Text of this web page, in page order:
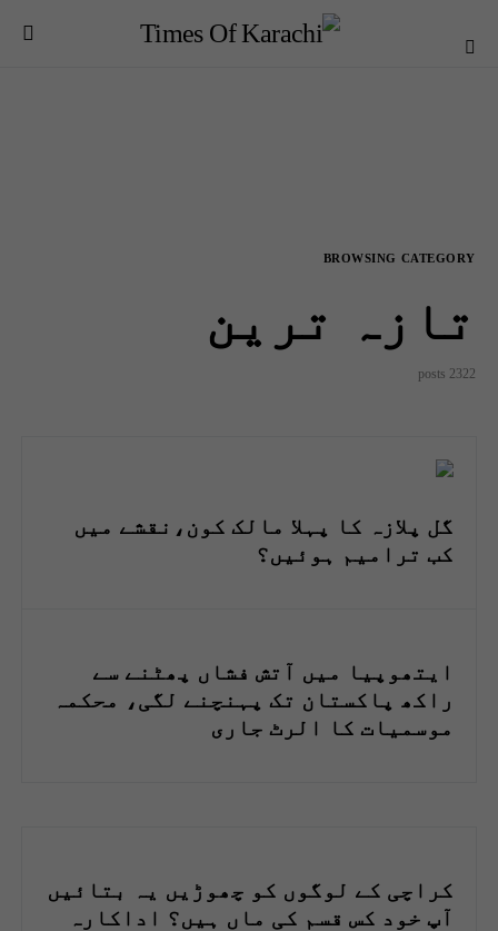
BROWSING CATEGORY
تازہ ترین
2322 posts
گل پلازہ کا پہلا مالک کون،نقشے میں
کب ترامیم ہوئیں؟
ایتھوپیا میں آتش فشاں پھٹنے سے
راکھ پاکستان تک پہنچنے لگی، محکمہ
موسمیات کا الرٹ جاری
کراچی کے لوگوں کو چھوڑیں یہ بتائیں
آپ خود کس قسم کی ماں ہیں؟ اداکارہ